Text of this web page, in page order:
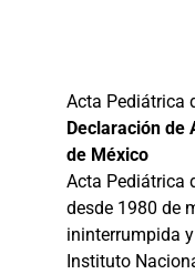
Acta Pediátrica
Declaración de
de México
Acta Pediátrica
desde 1980 de
ininterrumpida
Instituto